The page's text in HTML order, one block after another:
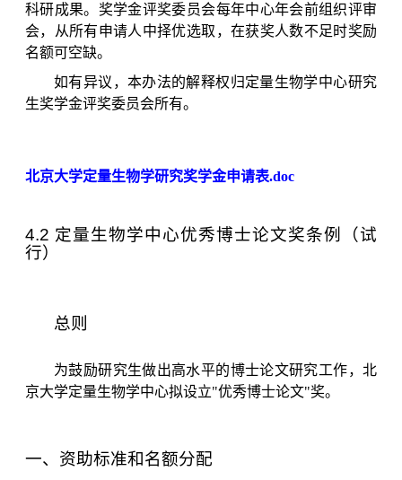
科研成果。奖学金评奖委员会每年中心年会前组织评审
会，从所有申请人中择优选取，在获奖人数不足时奖励
名额可空缺。
如有异议，本办法的解释权归定量生物学中心研究
生奖学金评奖委员会所有。
北京大学定量生物学研究奖学金申请表.doc
4.2 定量生物学中心优秀博士论文奖条例（试
行）
总则
为鼓励研究生做出高水平的博士论文研究工作，北
京大学定量生物学中心拟设立"优秀博士论文"奖。
一、资助标准和名额分配